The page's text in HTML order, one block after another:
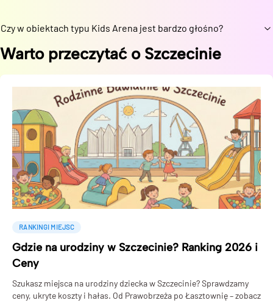
Czy w obiektach typu Kids Arena jest bardzo głośno?
Warto przeczytać o Szczecinie
RANKINGI MIEJSC
Gdzie na urodziny w Szczecinie? Ranking 2026 i
Ceny
Szukasz miejsca na urodziny dziecka w Szczecinie? Sprawdzamy
ceny, ukryte koszty i hałas. Od Prawobrzeża po Łasztownię – zobacz